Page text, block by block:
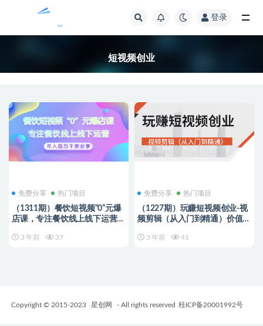
登录
短视频创业
免费分享 热门项目
（1311期）餐饮短视频“0”元爆
店课，专注餐饮线上线下运营，
3 年前 37
免费分享 热门项目
（1227期）玩赚短视频创业-视
频剪辑（从入门到精通）价值
3 年前 41
Copyright © 2015-2023 星创网 - All rights reserved 桂ICP备20001992号